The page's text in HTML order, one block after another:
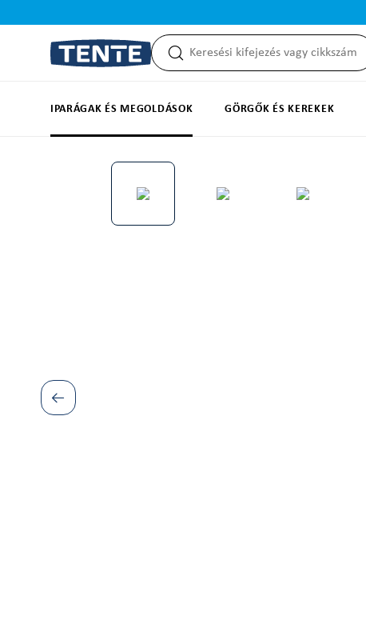
IPARÁGAK ÉS MEGOLDÁSOK GÖRGŐK ÉS KEREKEK
Képgaléria kihagyása